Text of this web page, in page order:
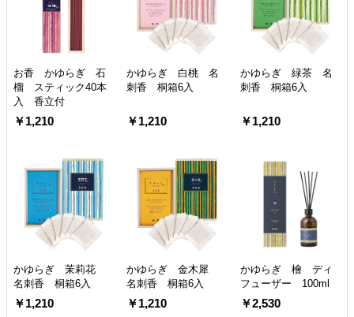
お香 かゆらぎ 石
榴 スティック40本
入 香立付
￥1,210
かゆらぎ 白桃 名
刺香 桐箱6入
￥1,210
かゆらぎ 緑茶 名
刺香 桐箱6入
￥1,210
かゆらぎ 茉莉花
名刺香 桐箱6入
￥1,210
かゆらぎ 金木犀
名刺香 桐箱6入
￥1,210
かゆらぎ 檜 ディ
フューザー 100ml
￥2,530